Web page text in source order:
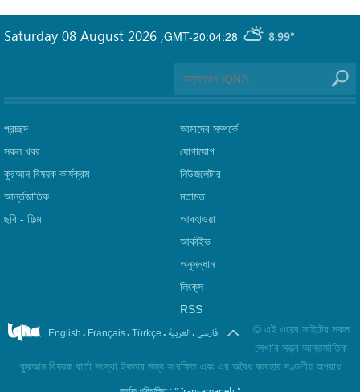
GMT-20:04:28 8.99°
Saturday 08 August 2026 ,
প্রচ্ছদ
সকল খবর
কুরআন বিষয়ক কার্যক্রম
আর্ন্তজাতিক
ছবি‎ - ফিল্ম
আমাদের সম্পর্কে
যোগাযোগ
নিউজলেটার
মতামত
আবহাওয়া
আর্কাইভ
অনুসন্ধান
লিংক্‌স
RSS
English . Français. Türkçe . العربیة.فارسی © এই ওয়েব সাইটের সকল
লেখা'র সত্ত্ব আন্তর্জাতিক
কুরআন বিষয়ক বার্তা সংস্থা ইকনার জন্য সংরক্ষিত এবং এর অবৈধ ব্যবহার দণ্ডণীয় অপরাধ